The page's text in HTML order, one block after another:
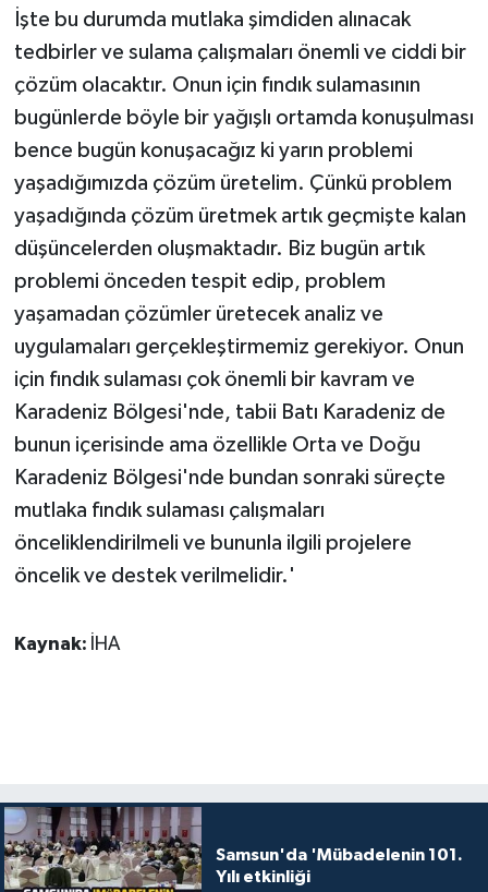
İşte bu durumda mutlaka şimdiden alınacak
tedbirler ve sulama çalışmaları önemli ve ciddi bir
çözüm olacaktır. Onun için fındık sulamasının
bugünlerde böyle bir yağışlı ortamda konuşulması
bence bugün konuşacağız ki yarın problemi
yaşadığımızda çözüm üretelim. Çünkü problem
yaşadığında çözüm üretmek artık geçmişte kalan
düşüncelerden oluşmaktadır. Biz bugün artık
problemi önceden tespit edip, problem
yaşamadan çözümler üretecek analiz ve
uygulamaları gerçekleştirmemiz gerekiyor. Onun
için fındık sulaması çok önemli bir kavram ve
Karadeniz Bölgesi'nde, tabii Batı Karadeniz de
bunun içerisinde ama özellikle Orta ve Doğu
Karadeniz Bölgesi'nde bundan sonraki süreçte
mutlaka fındık sulaması çalışmaları
önceliklendirilmeli ve bununla ilgili projelere
öncelik ve destek verilmelidir.'
Kaynak: İHA
Samsun'da 'Mübadelenin 101.
Yılı etkinliği